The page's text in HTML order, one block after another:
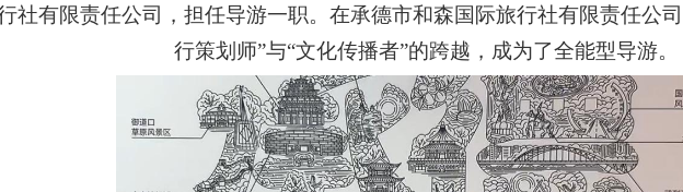
社有限责任公司， 担任导游一职。 在承德市和森国际旅行社有限责任公
行策划师”与“文化传播者”的跨越，成为了全能型导游。